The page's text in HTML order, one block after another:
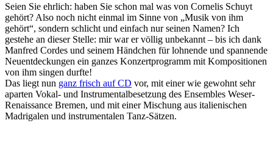
Seien Sie ehrlich: haben Sie schon mal was von Cornelis Schuyt
gehört? Also noch nicht einmal im Sinne von „Musik von ihm
gehört“, sondern schlicht und einfach nur seinen Namen? Ich
gestehe an dieser Stelle: mir war er völlig unbekannt – bis ich dank
Manfred Cordes und seinem Händchen für lohnende und spannende
Neuentdeckungen ein ganzes Konzertprogramm mit Kompositionen
von ihm singen durfte!
Das liegt nun ganz frisch auf CD vor, mit einer wie gewohnt sehr
aparten Vokal- und Instrumentalbesetzung des Ensembles Weser-
Renaissance Bremen, und mit einer Mischung aus italienischen
Madrigalen und instrumentalen Tanz-Sätzen.